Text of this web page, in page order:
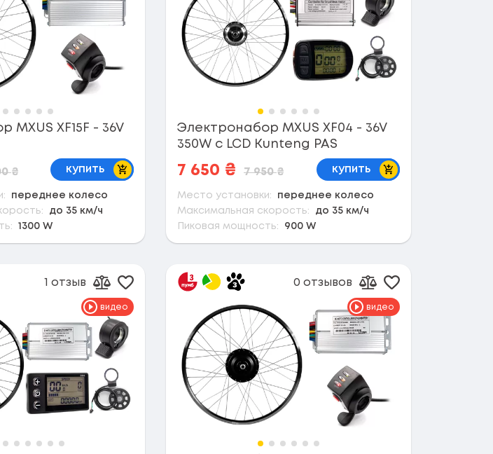
MXUS XF15F - 36V
₴ купить В корзину
переднее колесо
до 35 км/ч
1300 W
Электронабор MXUS XF04 - 36V
350W с LCD Kunteng PAS
7 650 ₴ 7 950₴ купить В корзину
Место установки:
переднее колесо
Максимальная скорость:
до 35 км/ч
Пиковая мощность:
900 W
видео
1 отзыв
Добавить к сравнению
Добавить в избранное
видео
0 отзывов
Добавить к
Добавить в